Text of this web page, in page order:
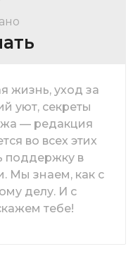
жизнь, уход за
уют, секреты
— редакция
во всех этих
поддержку в
Мы знаем, как с
делу. И с
тебе!